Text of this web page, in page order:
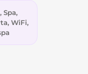
Spa,
WiFi,